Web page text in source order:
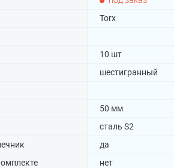
Torx
10 шт
шестигранный
50 мм
сталь S2
да
нет